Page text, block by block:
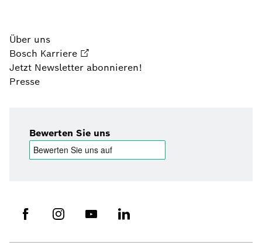
Über uns
Bosch Karriere
Jetzt Newsletter abonnieren!
Presse
Bewerten Sie uns